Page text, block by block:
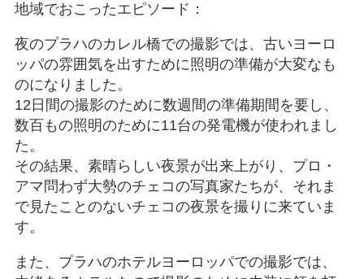
地域でおこったエピソード：
夜のプラハのカレル橋での撮影では、古いヨーロ
ッパの雰囲気を出すために照明の準備が大変なも
のになりました。
12日間の撮影のために数週間の準備期間を要し、
数百もの照明のために11台の発電機が使われまし
た。
その結果、素晴らしい夜景が出来上がり、プロ・
アマ問わず大勢のチェコの写真家たちが、それま
で見たことのないチェコの夜景を撮りに来ていま
す。
また、プラハのホテルヨーロッパでの撮影では、